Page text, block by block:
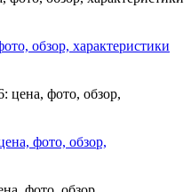
обзор, характеристики
фото, обзор,